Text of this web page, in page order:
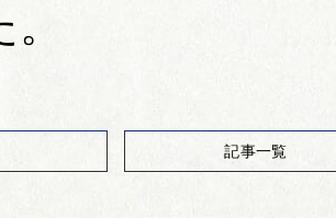
記事一覧